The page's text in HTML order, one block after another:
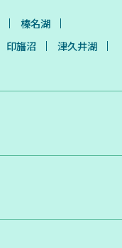
榛名湖
印旛沼
津久井湖